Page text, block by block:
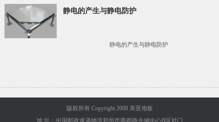
美观、高效、便利、灵活。贴面 地板组成。
运动场地的铺设、运动场使用。因为有有害物质释放，一
静电的产生与静电防护
静电的产生与静电防护
版权所有 Copyright 2008 美亚地板
地 址：中国邮政速递物流郑州市商都路仓储中心B区对门